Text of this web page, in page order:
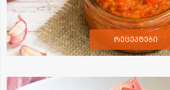
რეცეპტები